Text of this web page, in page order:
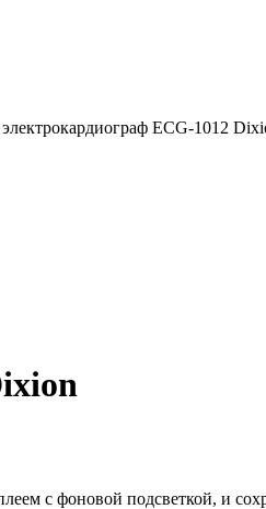
ECG-1012
с фоновой подсветкой, и